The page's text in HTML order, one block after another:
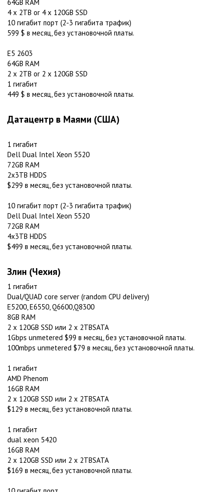
64GB RAM
4 x 2TB or 4 x 120GB SSD
10 гигабит порт (2-3 гигабита трафик)
599 $ в месяц, без установочной платы.
E5 2603
64GB RAM
2 x 2TB or 2 x 120GB SSD
1 гигабит
449 $ в месяц, без установочной платы.
Датацентр в Маями (США)
1 гигабит
Dell Dual Intel Xeon 5520
72GB RAM
2x3TB HDDS
$299 в месяц, без установочной платы.
10 гигабит порт (2-3 гигабита трафик)
Dell Dual Intel Xeon 5520
72GB RAM
4x3TB HDDS
$499 в месяц, без установочной платы.
Злин (Чехия)
1 гигабит
Dual/QUAD core server (random CPU delivery)
E5200, E6550, Q6600,Q8300
8GB RAM
2 x 120GB SSD или 2 x 2TBSATA
1Gbps unmetered $99 в месяц, без установочной платы.
100mbps unmetered $79 в месяц, без установочной платы.
1 гигабит
AMD Phenom
16GB RAM
2 x 120GB SSD или 2 x 2TBSATA
$129 в месяц, без установочной платы.
1 гигабит
dual xeon 5420
16GB RAM
2 x 120GB SSD или 2 x 2TBSATA
$169 в месяц, без установочной платы.